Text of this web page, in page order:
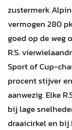
zustermerk
vermogen 280
goed op de weg
R.S.
Sport of Cup-
procent stijver
aanwezig. Elke
bij lage
draaicirkel en